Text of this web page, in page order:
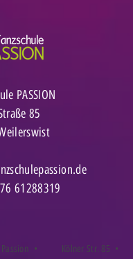
PASSION
85
61288319
Passion • Kölner Str. 85 •